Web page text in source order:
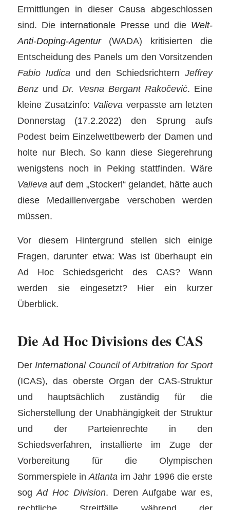
Ermittlungen in dieser Causa abgeschlossen
sind. Die internationale Presseund die Welt-
Anti-Doping-Agentur(WADA) kritisierten die
Entscheidung des Panels um den Vorsitzenden
Fabio Iudicaund den SchiedsrichternJeffrey
BenzundDr. Vesna Bergant Rakočeviċ. Eine
kleine Zusatzinfo: Valieva verpasste am letzten
Donnerstag (17.2.2022) den Sprung aufs
Podest beim Einzelwettbewerb der Damen und
holte nur Blech. So kann diese Siegerehrung
wenigstens noch in Peking stattfinden. Wäre
Valievaauf dem „Stockerl“ gelandet, hätte auch
diese Medaillenvergabe verschoben werden
müssen.
Vor diesem Hintergrund stellen sich einige
Fragen, darunter etwa: Was ist überhaupt ein
Ad Hoc Schiedsgericht des CAS? Wann
werden sie eingesetzt? Hier ein kurzer
Überblick.
Die Ad Hoc Divisions des CAS
Der International Council of Arbitration for Sport
(ICAS), das oberste Organ der CAS-Struktur
und hauptsächlich zuständig für die
Sicherstellung der Unabhängigkeit der Struktur
und der Parteienrechte in den
Schiedsverfahren, installierte im Zuge der
Vorbereitung für die Olympischen
Sommerspiele inAtlanta im Jahr 1996 die erste
sogAd Hoc Division. Deren Aufgabe war es,